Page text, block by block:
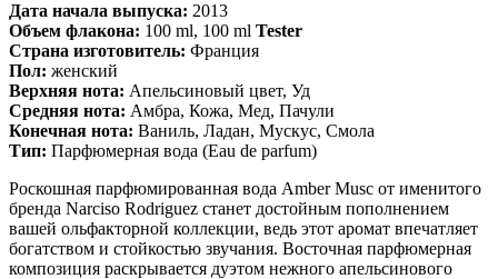
Дата начала выпуска: 2013
Объем флакона: 100 ml, 100 ml Tester
Страна изготовитель: Франция
Пол: женский
Верхняя нота: Апельсиновый цвет, Уд
Средняя нота: Амбра, Кожа, Мед, Пачули
Конечная нота: Ваниль, Ладан, Мускус, Смола
Тип: Парфюмерная вода (Eau de parfum)
Роскошная парфюмированная вода Amber Musc от именитого
бренда Narciso Rodriguez станет достойным пополнением
вашей ольфакторной коллекции, ведь этот аромат впечатляет
богатством и стойкостью звучания. Восточная парфюмерная
композиция раскрывается дуэтом нежного апельсинового